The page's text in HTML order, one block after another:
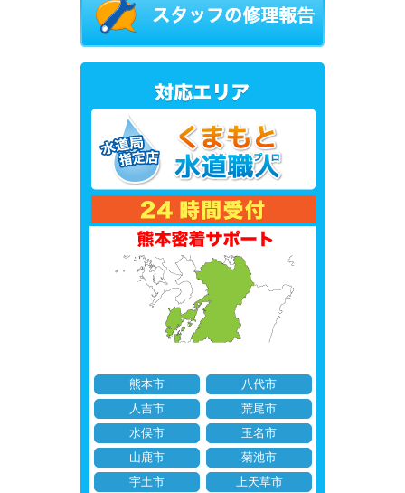
熊本市
八代市
人吉市
荒尾市
水俣市
玉名市
山鹿市
菊池市
宇土市
上天草市